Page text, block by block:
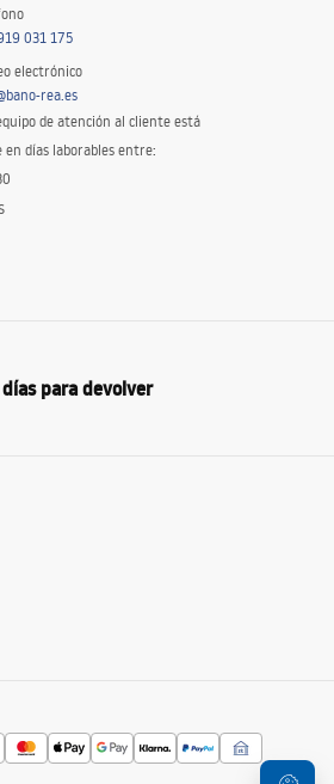
031 175
electrónico
rea.es
de atención al cliente está
en días laborables entre:
para devolver